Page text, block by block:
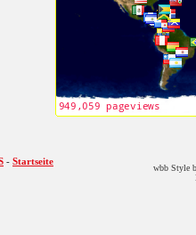
- Startseite
wbb Style